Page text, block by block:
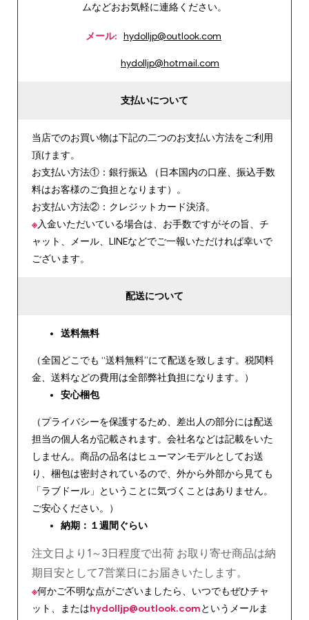
ムなどおお気軽に連絡ください。
メール: hydolljp@outlook.com
hydolljp@hotmail.com
支払いについて
当店でのお買い物は下記の二つのお支払い方法をご利用
頂けます。
お支払い方法①：銀行振込 （日本国内の口座、振込手数
料はお客様のご負担となります）。
お支払い方法②：クレジットカード決済。
※入金いただいている場合は、お手数ですがその旨、チ
ャット、メール、LINEなどでご一報いただければ幸いで
ございます。
配送について
送料無料
（全国どこでも “送料無料”にて配送を致します。税関料
金、送料などの費用は全部弊社負担になります。）
安心梱包
（プライバシーを保護するため、差出人の部分には配送
担当の個人名が記載されます。会社名などは記載をいた
しません。商品の品名はヒューマンモデルとしてお送
り、梱包は密封されているので、外から外部から見ても
「ラブドール」ということに気づくことはありません。
ご安心ください。）
納期：１週間ぐらい
注文日より1～3日程度で出荷 お取り寄せ商品は納
期目安として7営業日にお届きいたします。
※何かご不明な点がございましたら、いつでもぜひチャ
ット、またはhydolljp@outlook.comというメールま